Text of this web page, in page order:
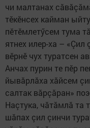
чи малтанах
тӗкӗнсех кайман
пӗтӗмлетӳсем тума
ятнех илер-ха –
вӗрнӗ чух туратсен
Анчах пурин те пӗр
йывăрлăха хăйсем
салтак вăрçăран»
Наçтука, чăтăмлă та
шăпах çил çинчи